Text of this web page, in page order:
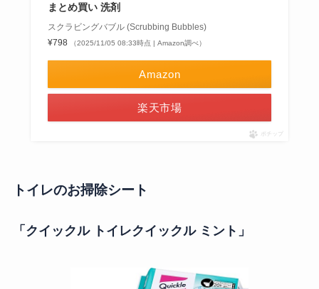
まとめ買い 洗剤
スクラビングバブル (Scrubbing Bubbles)
¥798
（2025/11/05 08:33時点 | Amazon調べ）
Amazon
楽天市場
ポチップ
トイレのお掃除シート
「クイックル トイレクイックル ミント」